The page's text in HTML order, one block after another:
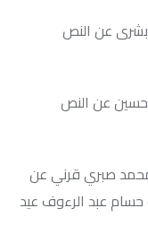
عن
عيد